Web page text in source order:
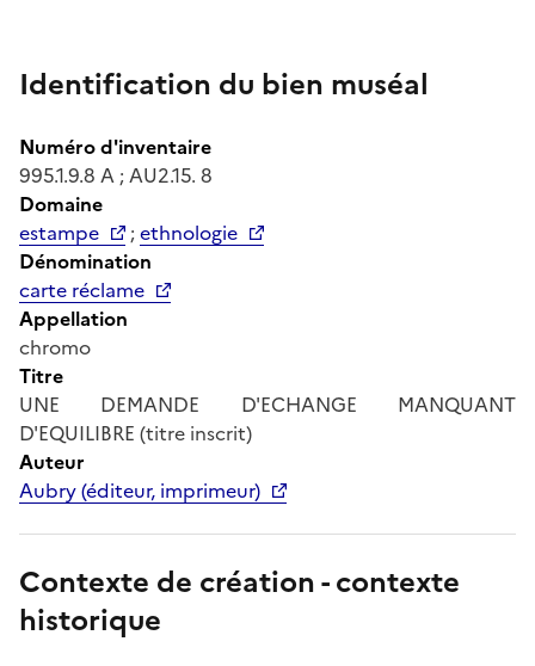
Identification du bien muséal
Numéro d'inventaire
995.1.9.8 A ; AU2.15. 8
Domaine
estampe
;ethnologie
Dénomination
carte réclame
Appellation
chromo
Titre
UNE DEMANDE D'ECHANGE MANQUANT
D'EQUILIBRE (titre inscrit)
Auteur
Aubry (éditeur, imprimeur)
Contexte de création - contexte
historique